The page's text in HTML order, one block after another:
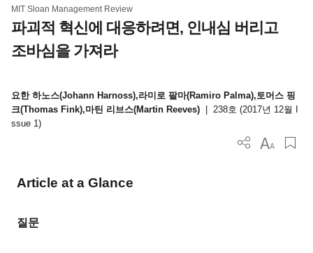
MIT Sloan Management Review
파괴적 혁신에 대응하려면, 인내심 버리고
조바심을 가져라
요한 하노스(Johann Harnoss),라미로 팔마(Ramiro Palma),토머스 핑
크(Thomas Fink),마틴 리브스(Martin Reeves)
238호 (2017년 12월 I
ssue 1)
Article at a Glance
질문